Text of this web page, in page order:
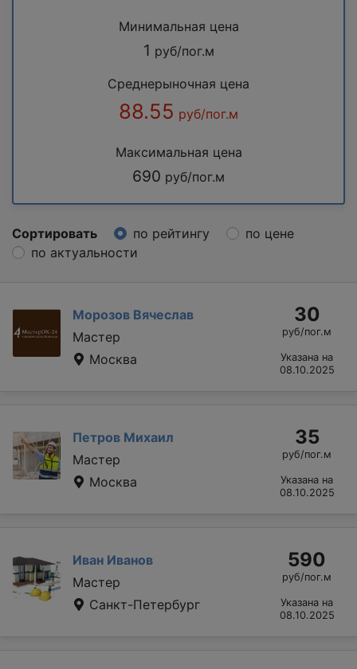
Минимальная цена
1 руб/пог.м
Среднерыночная цена
88.55 руб/пог.м
Максимальная цена
690 руб/пог.м
Сортировать по рейтингу
по цене
по актуальности
Морозов Вячеслав
Мастер
Москва
30
руб/пог.м
Указана на
08.10.2025
Петров Михаил
Мастер
Москва
35
руб/пог.м
Указана на
08.10.2025
Иван Иванов
Мастер
Санкт-Петербург
590
руб/пог.м
Указана на
08.10.2025